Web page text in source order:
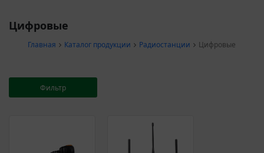
Цифровые
Главная Каталог продукции Радиостанции Цифровые
Фильтр